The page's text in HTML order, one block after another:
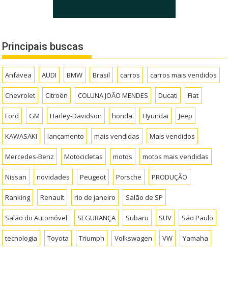
Principais buscas
Anfavea AUDI BMW Brasil carros carros mais vendidos
Chevrolet Citroën COLUNA JOÃO MENDES Ducati Fiat
Ford GM Harley-Davidson honda Hyundai Jeep
KAWASAKI lançamento mais vendidas Mais vendidos
Mercedes-Benz Motocicletas motos motos mais vendidas
Nissan novidades Peugeot Porsche PRODUÇÃO
Ranking Renault rio de janeiro Salão de SP
Salão do Automóvel SEGURANÇA Subaru SUV São Paulo
tecnologia Toyota Triumph Volkswagen VW Yamaha